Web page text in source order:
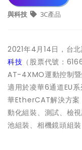
與科技 3C產品
2021年4月14日，台
科技 （股票代號：
AT-4XMO運動控制暨
適用於凌華6通道EU
華EtherCAT解決方案
動化組裝、測試、檢
池組裝、相機鏡頭組